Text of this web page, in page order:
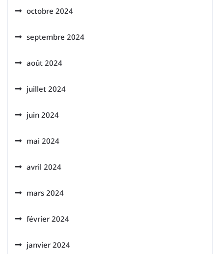
octobre 2024
septembre 2024
août 2024
juillet 2024
juin 2024
mai 2024
avril 2024
mars 2024
février 2024
janvier 2024